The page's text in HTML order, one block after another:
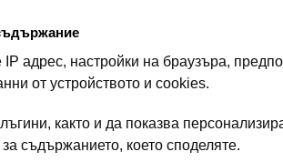
адрес, настройки на браузъра,
от устройството и cookies.
както и да показва
съдържанието, което споделяте.